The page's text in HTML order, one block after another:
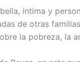
íntima y
de otras
la pobreza, la